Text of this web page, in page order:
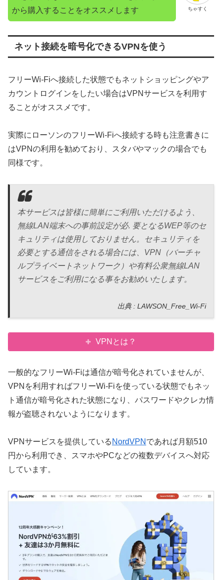
ちゃすく
から購入することをオススメします
ネット接続を暗号化できるVPNを使う
フリーWi-Fiへ接続した状態でもネットショッピングやア
カウントログインをしたい場合はVPNサービスを利用す
ることがオススメです。
実際にローソンのフリーWi-Fiへ接続する時も注意書きに
はVPNの利用を勧めており、スタバやマックの場合でも
同様です。
本サービスは皆様に簡単にご利用いただけるよう
無線LAN端末への事前設定が必. 要となるWEP等のセ
キュリティは使用しておりません。セキュリティを
必要とする通信をされる場合には、VPN（バーチャ
ルプライベートネットワーク）や有料公衆無線LAN
サービスをご利用になる事をお勧めいたします。
出典 : LAWSON_Free_Wi-Fi
VPNとは？
一般的なフリーWi-Fiは通信が暗号化されていませんが、
VPNを利用すればフリーWi-Fiを使っている状態でもネッ
ト通信が暗号化された状態になり、パスワードやクレカ情
報が盗聴されないようになります。
VPNサービスを提供している NordVPN であれば月額510
円から利用でき、スマホやPCなどの複数デバイスへ対応
しています。